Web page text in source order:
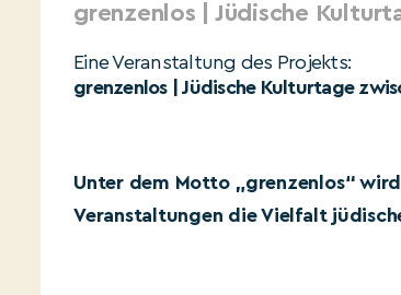
grenzenlos | Jüdische
Eine Veranstaltung des Projekts:
grenzenlos | Jüdische Kulturtage
Unter dem Motto „grenzenlos“
Veranstaltungen die Vielfalt